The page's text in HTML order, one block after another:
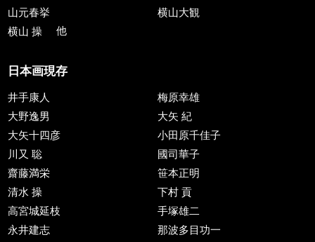
山元春挙
横山大観
横山 操
他
日本画現存
井手康人
梅原幸雄
大野逸男
大矢 紀
大矢十四彦
小田原千佳子
川又 聡
國司華子
齋藤満栄
笹本正明
清水 操
下村 貢
高宮城延枝
手塚雄二
永井建志
那波多目功一